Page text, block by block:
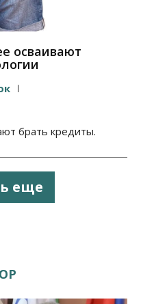
осваивают
брать кредиты.
еще